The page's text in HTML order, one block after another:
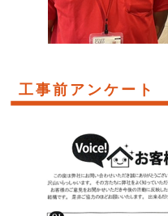
工事前アンケート